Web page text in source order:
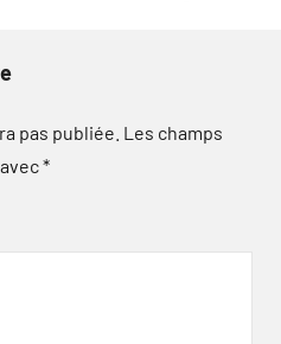
pas publiée. Les champs
*